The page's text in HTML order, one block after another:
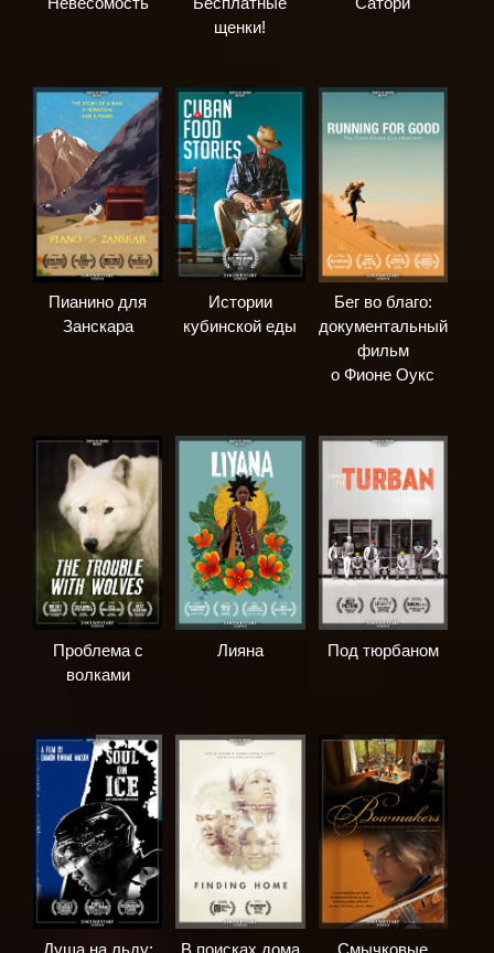
щенки!
Пианино для
Занскара
Истории
кубинской еды
Бег во благо:
документальный
фильм
о Фионе Оукс
Проблема с
волками
Лияна Под тюрбаном
Душа на льду:
В поисках дома
Смычковые